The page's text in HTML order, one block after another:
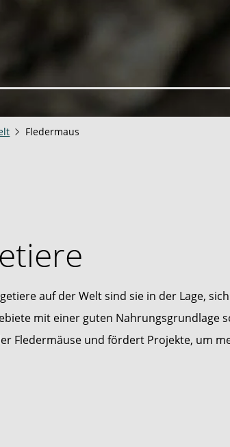
Fledermaus
auf der Welt sind sie in der Lage,
mit einer guten Nahrungsgrundlage
Fledermäuse und fördert Projekte, um